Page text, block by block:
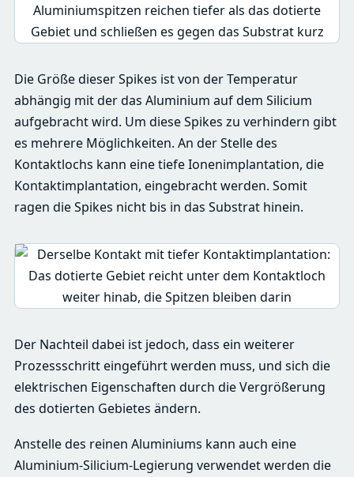
Die Größe dieser Spikes ist von der Temperatur
abhängig mit der das Aluminium auf dem Silicium
aufgebracht wird. Um diese Spikes zu verhindern gibt
es mehrere Möglichkeiten. An der Stelle des
Kontaktlochs kann eine tiefe Ionenimplantation, die
Kontaktimplantation, eingebracht werden. Somit
ragen die Spikes nicht bis in das Substrat hinein.
Der Nachteil dabei ist jedoch, dass ein weiterer
Prozessschritt eingeführt werden muss, und sich die
elektrischen Eigenschaften durch die Vergrößerung
des dotierten Gebietes ändern.
Anstelle des reinen Aluminiums kann auch eine
Aluminium-Silicium-Legierung verwendet werden die